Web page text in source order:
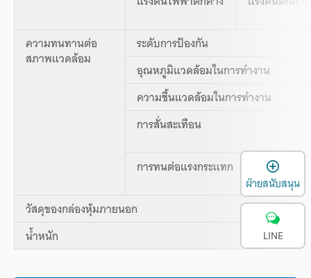
ความทนทานต่อ
สภาพแวดล้อม
ระดับการป้องกัน
อุณหภูมิแวดล้อมในการทำงาน
ความชื้นแวดล้อมในการทำงาน
การสั่นสะเทือน
การทนต่อแรงกระแทก
วัสดุของกล่องหุ้มภายนอก
น้ำหนัก
ฝ่ายสนับสนุน
LINE